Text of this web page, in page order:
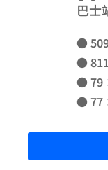
巴士
●
●
● 79
● 77